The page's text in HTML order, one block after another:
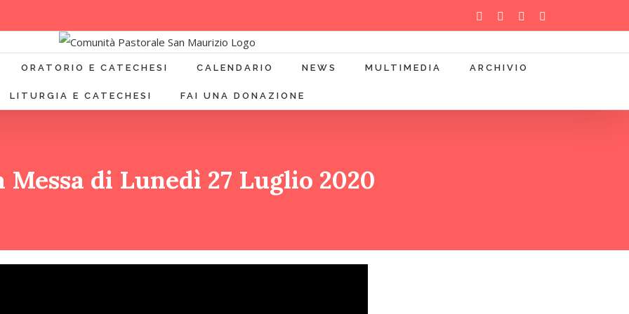
WhatsAppYouTubeInstagram
ORATORIO E CATECHESI CALENDARIO NEWS MULTIMEDIA ARCHIVIO
LITURGIA E CATECHESI FAI UNA DONAZIONE
Messa di Lunedì 27 Luglio 2020